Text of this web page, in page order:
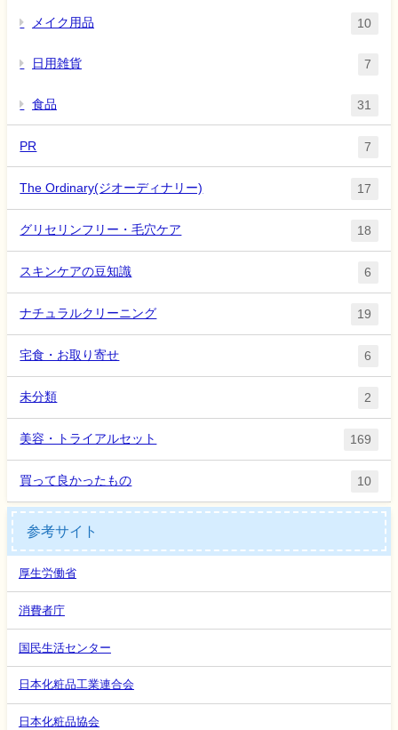
メイク用品 10
日用雑貨 7
食品 31
PR 7
The Ordinary(ジオーディナリー) 17
グリセリンフリー・毛穴ケア 18
スキンケアの豆知識 6
ナチュラルクリーニング 19
宅食・お取り寄せ 6
未分類 2
美容・トライアルセット 169
買って良かったもの 10
参考サイト
厚生労働省
消費者庁
国民生活センター
日本化粧品工業連合会
日本化粧品協会